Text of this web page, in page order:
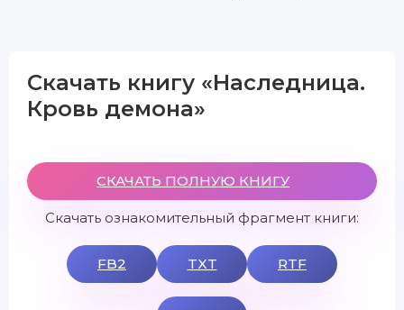
Скачать книгу «Наследница.
Кровь демона»
СКАЧАТЬ ПОЛНУЮ КНИГУ
Скачать ознакомительный фрагмент книги:
FB2 TXT RTF